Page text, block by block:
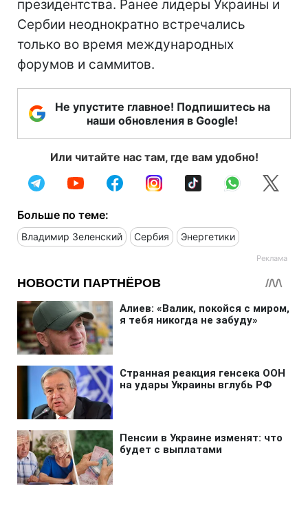
президентства. Ранее лидеры Украины и
Сербии неоднократно встречались
только во время международных
форумов и саммитов.
Не упустите главное! Подпишитесь на
наши обновления в Google!
Или читайте нас там, где вам удобно!
Больше по теме:
Владимир Зеленский Сербия Энергетики